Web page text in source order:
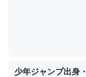
論文では「淡水は
少年ジャンプ出身